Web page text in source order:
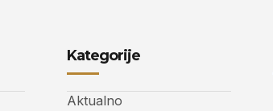
Kategorije
Aktualno